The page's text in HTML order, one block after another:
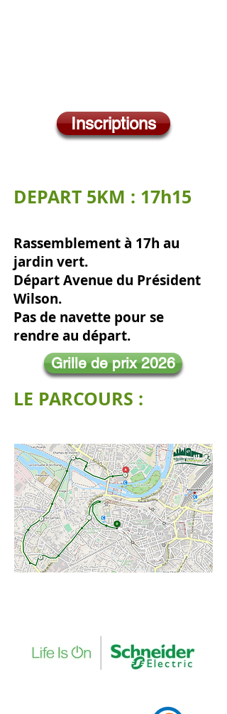
Inscriptions
DEPART 5KM : 17h15
Rassemblement à 17h au
jardin vert.
Départ Avenue du Président
Wilson.
Pas de navette pour se
rendre au départ.
LE PARCOURS :
Grille de prix 2026